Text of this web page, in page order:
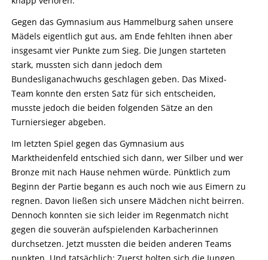
Gegen das Gymnasium aus Hammelburg sahen unsere
Mädels eigentlich gut aus, am Ende fehlten ihnen aber
insgesamt vier Punkte zum Sieg. Die Jungen starteten
stark, mussten sich dann jedoch dem
Bundesliganachwuchs geschlagen geben. Das Mixed-
Team konnte den ersten Satz für sich entscheiden,
musste jedoch die beiden folgenden Sätze an den
Turniersieger abgeben.
Im letzten Spiel gegen das Gymnasium aus
Marktheidenfeld entschied sich dann, wer Silber und wer
Bronze mit nach Hause nehmen würde. Pünktlich zum
Beginn der Partie begann es auch noch wie aus Eimern zu
regnen. Davon ließen sich unsere Mädchen nicht beirren.
Dennoch konnten sie sich leider im Regenmatch nicht
gegen die souverän aufspielenden Karbacherinnen
durchsetzen. Jetzt mussten die beiden anderen Teams
punkten. Und tatsächlich: Zuerst holten sich die Jungen